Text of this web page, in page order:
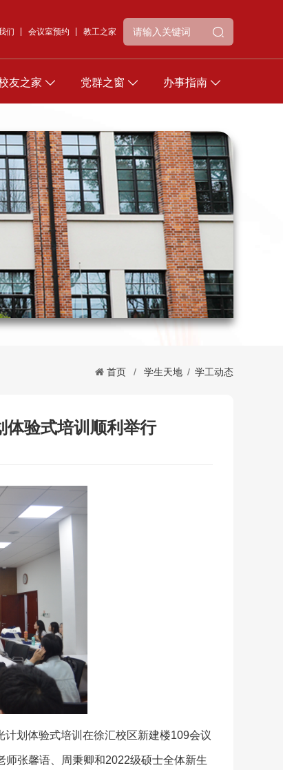
们 会议室预约 教工之家
友之家 党群之窗 办事指南
首页 / 学生天地 / 学工动态
体验式培训顺利举行
划体验式培训在徐汇校区新建楼109会议
张馨语、周秉卿和2022级硕士全体新生